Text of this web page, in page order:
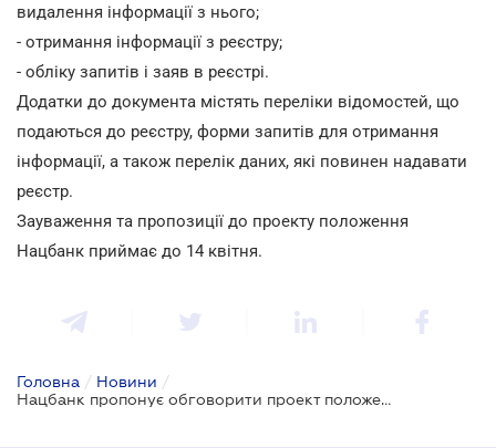
видалення інформації з нього;
- отримання інформації з реєстру;
- обліку запитів і заяв в реєстрі.
Додатки до документа містять переліки відомостей, що
подаються до реєстру, форми запитів для отримання
інформації, а також перелік даних, які повинен надавати
реєстр.
Зауваження та пропозиції до проекту положення
Нацбанк приймає до 14 квітня.
Головна / Новини /
Нацбанк пропонує обговорити проект положення про кредитний реєстр